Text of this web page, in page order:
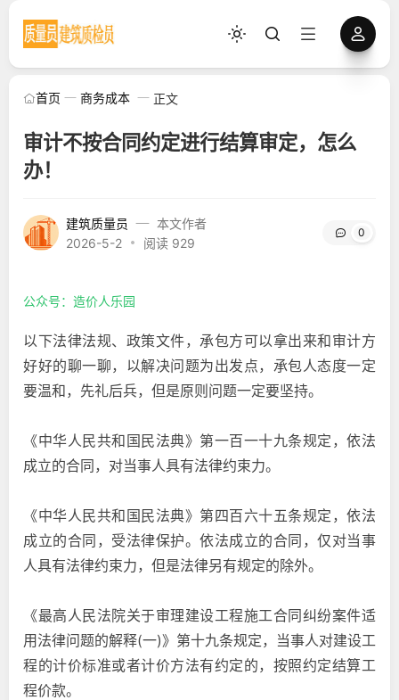
首页 商务成本 正文
审计不按合同约定进行结算审定，怎么
办！
建筑质量员
本文作者
2026-5-2
阅读 929
0
公众号：造价人乐园
以下法律法规、政策文件，承包方可以拿出来和审计方
好好的聊一聊，以解决问题为出发点，承包人态度一定
要温和，先礼后兵，但是原则问题一定要坚持。
《中华人民共和国民法典》第一百一十九条规定，依法
成立的合同，对当事人具有法律约束力。
《中华人民共和国民法典》第四百六十五条规定，依法
成立的合同，受法律保护。依法成立的合同，仅对当事
人具有法律约束力，但是法律另有规定的除外。
《最高人民法院关于审理建设工程施工合同纠纷案件适
用法律问题的解释(一)》第十九条规定，当事人对建设工
程的计价标准或者计价方法有约定的，按照约定结算工
程价款。